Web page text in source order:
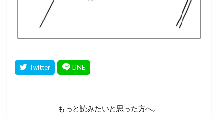
もっと読みたいと思った方へ。